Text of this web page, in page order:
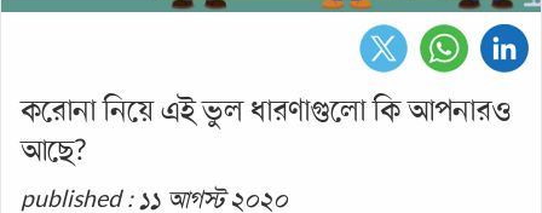
করোনা নিয়ে এই ভুল ধারণাগুলো কি আপনারও
আছে?
published : ১১ আগস্ট ২০২০